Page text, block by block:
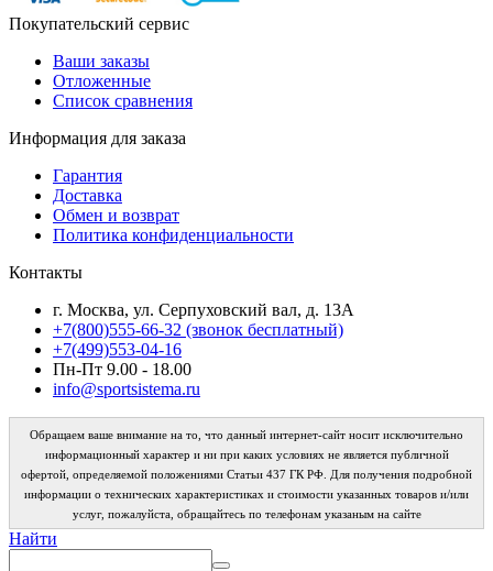
Покупательский сервис
Ваши заказы
Отложенные
Список сравнения
Информация для заказа
Гарантия
Доставка
Обмен и возврат
Политика конфиденциальности
Контакты
г. Москва, ул. Серпуховский вал, д. 13А
+7(800)555-66-32 (звонок бесплатный)
+7(499)553-04-16
Пн-Пт 9.00 - 18.00
info@sportsistema.ru
Обращаем ваше внимание на то, что данный интернет-сайт носит исключительно
информационный характер и ни при каких условиях не является публичной
офертой, определяемой положениями Статьи 437 ГК РФ. Для получения подробной
информации о технических характеристиках и стоимости указанных товаров и/или
услуг, пожалуйста, обращайтесь по телефонам указаным на сайте
Найти